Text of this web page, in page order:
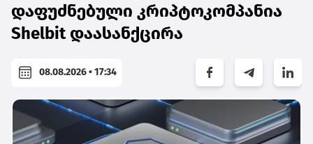
დაფუძნებული კრიპტოკომპანია
Shelbit დაასანქცირა
08.08.2026 • 17:34